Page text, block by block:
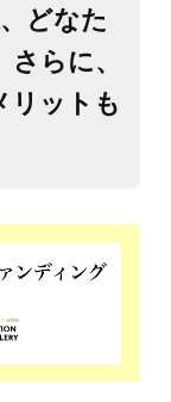
どなた
らに、
リットも